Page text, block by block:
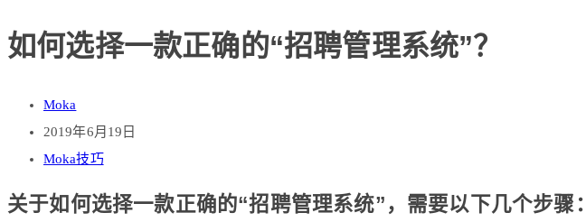
如何选择一款正确的“招聘管理系统”？
Moka
2019年6月19日
Moka技巧
关于如何选择一款正确的“招聘管理系统”，需要以下几个步骤：